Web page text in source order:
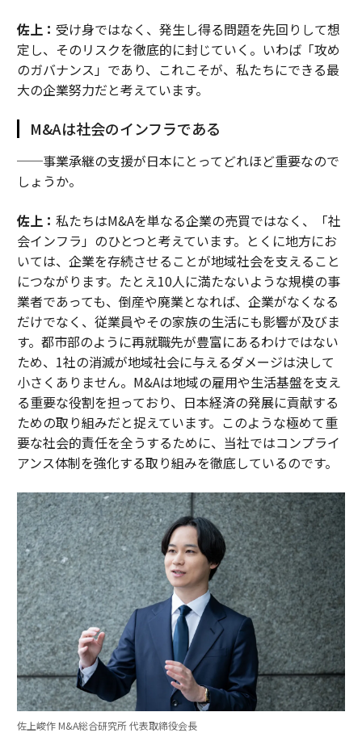
佐上： 受け身ではなく、発生し得る問題を先回りして想
定し、そのリスクを徹底的に封じていく。いわば「攻め
のガバナンス」であり、これこそが、私たちにできる最
大の企業努力だと考えています。
M&Aは社会のインフラである
──事業承継の支援が日本にとってどれほど重要なので
しょうか。
佐上： 私たちはM&Aを単なる企業の売買ではなく、「社
会インフラ」のひとつと考えています。とくに地方にお
いては、企業を存続させることが地域社会を支えること
につながります。たとえ10人に満たないような規模の事
業者であっても、倒産や廃業となれば、企業がなくなる
だけでなく、従業員やその家族の生活にも影響が及びま
す。都市部のように再就職先が豊富にあるわけではない
ため、1社の消滅が地域社会に与えるダメージは決して
小さくありません。M&Aは地域の雇用や生活基盤を支え
る重要な役割を担っており、日本経済の発展に貢献する
ための取り組みだと捉えています。このような極めて重
要な社会的責任を全うするために、当社ではコンプライ
アンス体制を強化する取り組みを徹底しているのです。
佐上峻作 M&A総合研究所 代表取締役会長